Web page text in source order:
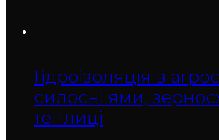
Гідроізоляція в
силосні ями,
теплиці